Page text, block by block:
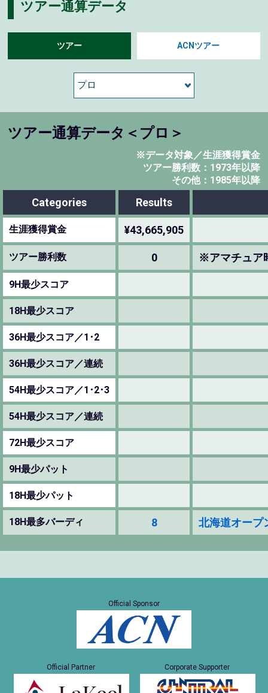
ツアー通算データ
ツアー ACNツアー
ツアー通算データ＜プロ＞
※データ対象／生涯獲得賞金
ツアー勝利数：1973年以降
その他：1985年以降
Categories Results
生涯獲得賞金 ¥43,665,905
ツアー勝利数 0 ※アマチュア
9H最少スコア
18H最少スコア
36H最少スコア／1･2
36H最少スコア／連続
54H最少スコア／1･2･3
54H最少スコア／連続
72H最少スコア
9H最少パット
18H最少パット
18H最多バーディ 8 北海道オープ
Official Sponsor
Official Partner Corporate Supporter